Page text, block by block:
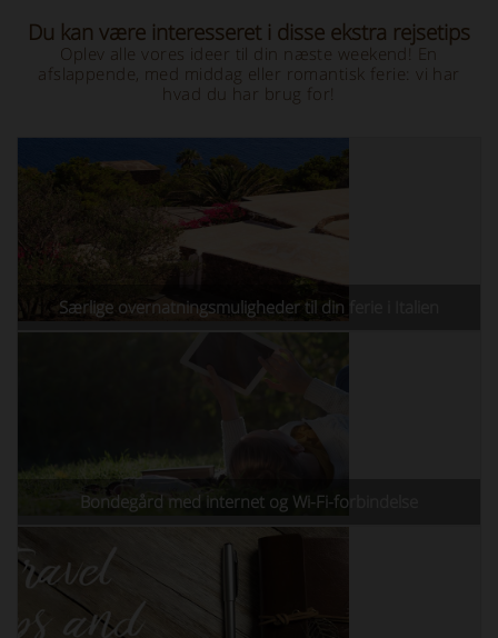
Du kan være interesseret i disse ekstra rejsetips
Oplev alle vores ideer til din næste weekend! En
afslappende, med middag eller romantisk ferie: vi har
hvad du har brug for!
Særlige overnatningsmuligheder til din ferie i Italien
Bondegård med internet og Wi-Fi-forbindelse